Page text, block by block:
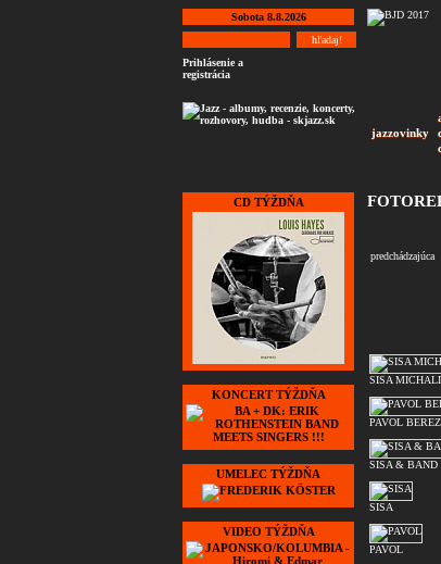
Sobota 8.8.2026
Prihlásenie a
registrácia
jazzovinky
CD TÝŽDŇA
KONCERT TÝŽDŇA
UMELEC TÝŽDŇA
VIDEO TÝŽDŇA
predchádzajúca
SISA
PAVOL
SISA & BAND
SISA
PAVOL